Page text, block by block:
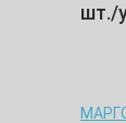
шт./